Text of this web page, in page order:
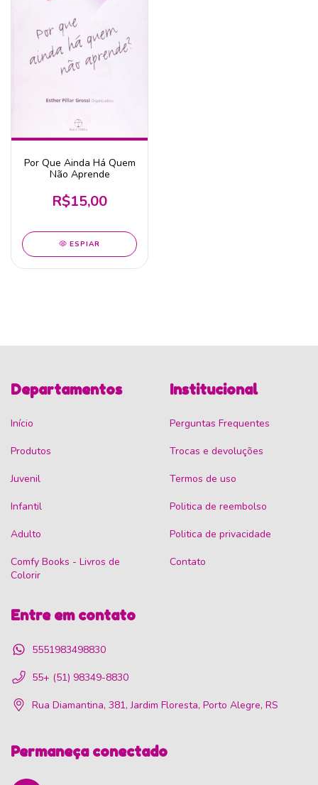
Por Que Ainda Há Quem
Não Aprende
R$15,00
ESPIAR
Departamentos
Início
Produtos
Juvenil
Infantil
Adulto
Comfy Books - Livros de
Colorir
Institucional
Perguntas Frequentes
Trocas e devoluções
Termos de uso
Politica de reembolso
Politica de privacidade
Contato
Entre em contato
5551983498830
55+ (51) 98349-8830
Rua Diamantina, 381, Jardim Floresta, Porto Alegre, RS
Permaneça conectado